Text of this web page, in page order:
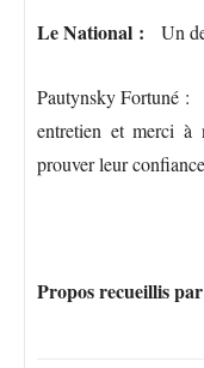
Le National : Un
Pautynsky Fortuné :
entretien et merci à
prouver leur
Propos recueillis